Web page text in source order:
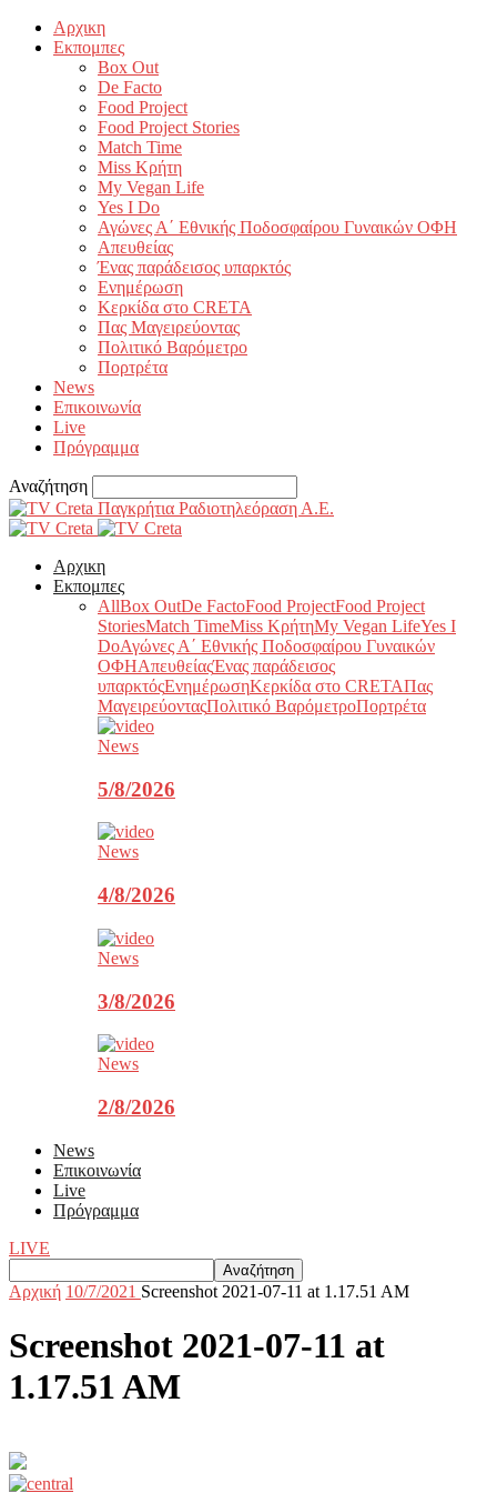
Αρχικη
Εκπομπες
Box Out
De Facto
Food Project
Food Project Stories
Match Time
Miss Κρήτη
My Vegan Life
Yes I Do
Αγώνες Α΄ Εθνικής Ποδοσφαίρου Γυναικών ΟΦΗ
Απευθείας
Ένας παράδεισος υπαρκτός
Ενημέρωση
Κερκίδα στο CRETA
Πας Μαγειρεύοντας
Πολιτικό Βαρόμετρο
Πορτρέτα
News
Επικοινωνία
Live
Πρόγραμμα
Αναζήτηση
Παγκρήτια Ραδιοτηλεόραση Α.Ε.
Αρχικη
Εκπομπες
AllBox OutDe FactoFood ProjectFood Project
StoriesMatch TimeMiss ΚρήτηMy Vegan LifeYes I
DoΑγώνες Α΄ Εθνικής Ποδοσφαίρου Γυναικών
ΟΦΗΑπευθείαςΈνας παράδεισος
υπαρκτόςΕνημέρωσηΚερκίδα στο CRETAΠας
ΜαγειρεύονταςΠολιτικό ΒαρόμετροΠορτρέτα
News
5/8/2026
News
4/8/2026
News
3/8/2026
News
2/8/2026
News
Επικοινωνία
Live
Πρόγραμμα
LIVE
Αρχική 10/7/2021 Screenshot 2021-07-11 at 1.17.51 AM
Screenshot 2021-07-11 at
1.17.51 AM